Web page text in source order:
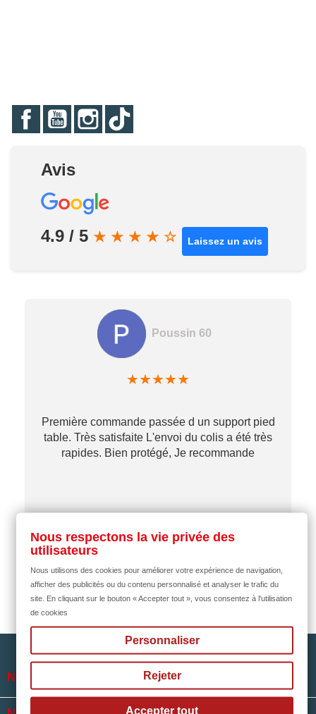
FacebookYouTubeInstagram
Avis
4.9 / 5 ★ ★ ★ ★ ☆ Laissez un avis
Poussin 60
★★★★★
Première commande passée d un support pied
table. Très satisfaite L'envoi du colis a été très
rapides. Bien protégé, Je recommande
NOTRE SOCIÉTÉ
Nous respectons la vie privée des
utilisateurs
Nous utilisons des cookies pour améliorer votre expérience de navigation,
afficher des publicités ou du contenu personnalisé et analyser le trafic du
site. En cliquant sur le bouton « Accepter tout », vous consentez à l'utilisation
de cookies
Personnaliser
Rejeter
Accepter tout